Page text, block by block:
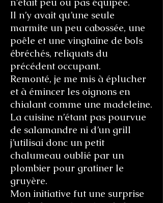
Il n’y avait qu’une seule
marmite un peu cabossée, une
poêle et une vingtaine de bols
ébréchés, reliquats du
précédent occupant.
Remonté, je me mis à éplucher
et à émincer les oignons en
chialant comme une madeleine.
La cuisine n’étant pas pourvue
de salamandre ni d’un grill
j’utilisai donc un petit
chalumeau oublié par un
plombier pour gratiner le
gruyère.
Mon initiative fut une surprise